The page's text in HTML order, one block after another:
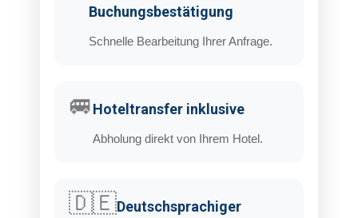
Buchungsbestätigung
Schnelle Bearbeitung Ihrer Anfrage.
🚐Hoteltransfer inklusive
Abholung direkt von Ihrem Hotel.
🇩🇪Deutschsprachiger